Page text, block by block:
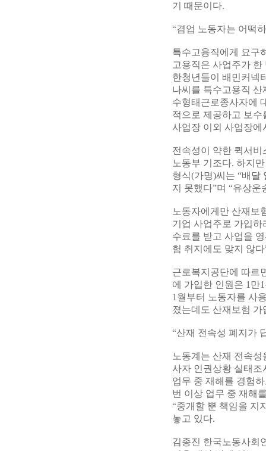
기 때문이다.
“겸업 노동자는 어떡
특수고용직에게 요구
고용직은 사업주가
한청년들이 배민커넥
나씨를 특수고용직
수형태근로종사자에
적으로 제공하고 보수
사업장 이외 사업장
전속성이 약한 퀵서
노동부 기조다. 하지
형식(가명)씨는 “배달
지 못했다”며 “유상
노동자에게만 산재보
기업 사업주로 가입하
수료를 받고 사업을
험 취지에도 맞지 않
근로복지공단에 따르
에 가입한 인원은 1만
1월부터 노동자를 사
졌는데도 산재보험 가
“산재 전속성 폐지가
노동계는 산재 전속
사자 인권상황 실태조
업무 중 재해를 경험
번 이상 업무 중 재해
“중개할 뿐 책임을 지
놓고 있다.
김종진 한국노동사회